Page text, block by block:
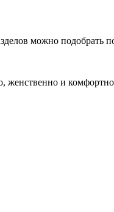
можно подобрать
женственно и